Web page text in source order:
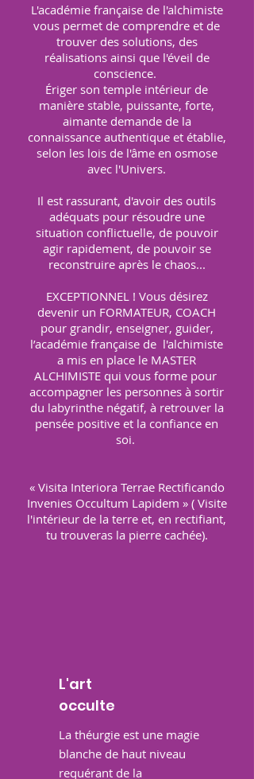
L'académie française de l'alchimiste
vous permet de comprendre et de
trouver des solutions, des
réalisations ainsi que l'éveil de
conscience.
Ériger son temple intérieur de
manière stable, puissante, forte,
aimante demande de la
connaissance authentique et établie,
selon les lois de l'âme en osmose
avec l'Univers.
Il est rassurant, d'avoir des outils
adéquats pour résoudre une
situation conflictuelle, de pouvoir
agir rapidement, de pouvoir se
reconstruire après le chaos...
EXCEPTIONNEL ! Vous désirez
devenir un FORMATEUR, COACH
pour grandir, enseigner, guider,
l’académie française de l'alchimiste
a mis en place le MASTER
ALCHIMISTE qui vous forme pour
accompagner les personnes à sortir
du labyrinthe négatif, à retrouver la
pensée positive et la confiance en
soi.
« Visita Interiora Terrae Rectificando
Invenies Occultum Lapidem » ( Visite
l'intérieur de la terre et, en rectifiant,
tu trouveras la pierre cachée).
L'art
occulte
La théurgie est une magie
blanche de haut niveau
requérant de la